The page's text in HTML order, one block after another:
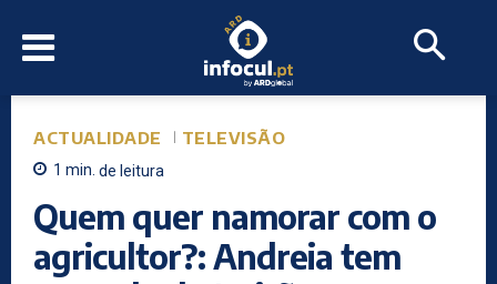
ACTUALIDADE TELEVISÃO
1 min. de leitura
Quem quer namorar com o
agricultor?: Andreia tem